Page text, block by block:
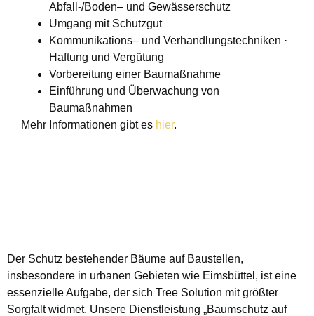
Abfall-/Boden– und Gewässerschutz
Umgang mit Schutzgut
Kommunikations– und Verhandlungstechniken ·
Haftung und Vergütung
Vorbereitung einer Baumaßnahme
Einführung und Überwachung von
Baumaßnahmen
Mehr Informationen gibt es hier.
Der Schutz bestehender Bäume auf Baustellen,
insbesondere in urbanen Gebieten wie Eimsbüttel, ist eine
essenzielle Aufgabe, der sich Tree Solution mit größter
Sorgfalt widmet. Unsere Dienstleistung „Baumschutz auf